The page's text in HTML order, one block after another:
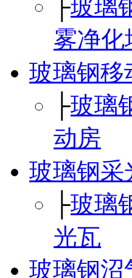
├玻璃
雾净化
玻璃钢移
├玻璃
动房
玻璃钢采
├玻璃
光瓦
玻璃钢沼